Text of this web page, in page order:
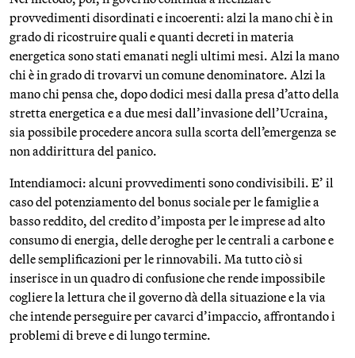
provvedimenti disordinati e incoerenti: alzi la mano chi è in
grado di ricostruire quali e quanti decreti in materia
energetica sono stati emanati negli ultimi mesi. Alzi la mano
chi è in grado di trovarvi un comune denominatore. Alzi la
mano chi pensa che, dopo dodici mesi dalla presa d’atto della
stretta energetica e a due mesi dall’invasione dell’Ucraina,
sia possibile procedere ancora sulla scorta dell’emergenza se
non addirittura del panico.
Intendiamoci: alcuni provvedimenti sono condivisibili. E’ il
caso del potenziamento del bonus sociale per le famiglie a
basso reddito, del credito d’imposta per le imprese ad alto
consumo di energia, delle deroghe per le centrali a carbone e
delle semplificazioni per le rinnovabili. Ma tutto ciò si
inserisce in un quadro di confusione che rende impossibile
cogliere la lettura che il governo dà della situazione e la via
che intende perseguire per cavarci d’impaccio, affrontando i
problemi di breve e di lungo termine.